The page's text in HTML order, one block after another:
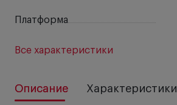
Платформа
Все характеристики
Описание Характеристики